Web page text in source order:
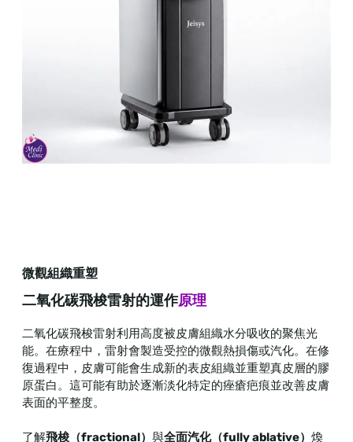
微觀組織重塑
二氧化碳飛梭雷射的運作原理
二氧化碳飛梭雷射利用高度被皮膚組織水分吸收的聚焦光
能。在療程中，雷射會製造受控的微觀熱損傷或汽化。在修
復過程中，皮膚可能會生成新的表皮組織並重塑真皮層的膠
原蛋白。這可能有助於逐漸淡化特定的痤瘡疤痕並改善皮膚
表面的平整度。
了解飛梭（fractional） 與全面汽化（fully ablative） 煥